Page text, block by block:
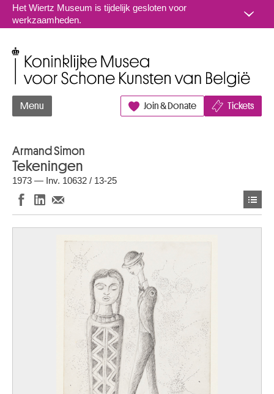
Naar inhoud
Het Wiertz Museum is tijdelijk gesloten voor
werkzaamheden.
Menu Join & Donate Tickets
Armand Simon
Tekeningen
1973 — Inv. 10632 / 13-25